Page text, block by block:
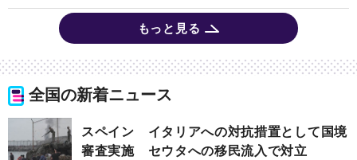
もっと見る
全国の新着ニュース
スペイン イタリアへの対抗措置として国境
審査実施 セウタへの移民流入で対立